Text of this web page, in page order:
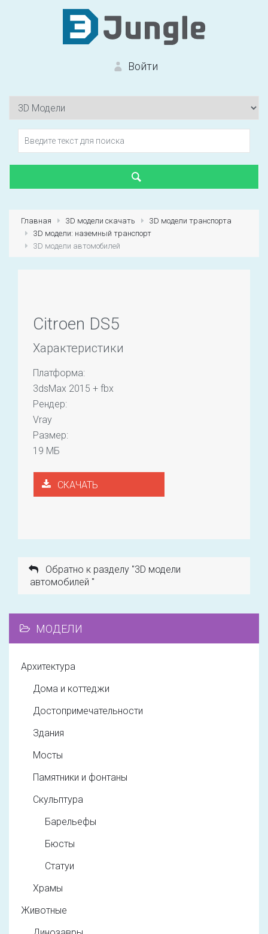
Войти
Первый раз? Зарегистрироваться
Главная 3D модели скачать
3D модели транспорта
3D модели: наземный транспорт
3D модели автомобилей
Citroen DS5
Характеристики
Платформа:
3dsMax 2015 + fbx
Рендер:
Vray
Размер:
19 МБ
СКАЧАТЬ
Обратно к разделу "3D модели
автомобилей "
МОДЕЛИ
Архитектура
Дома и коттеджи
Достопримечательности
Здания
Мосты
Памятники и фонтаны
Скульптура
Барельефы
Бюсты
Статуи
Храмы
Животные